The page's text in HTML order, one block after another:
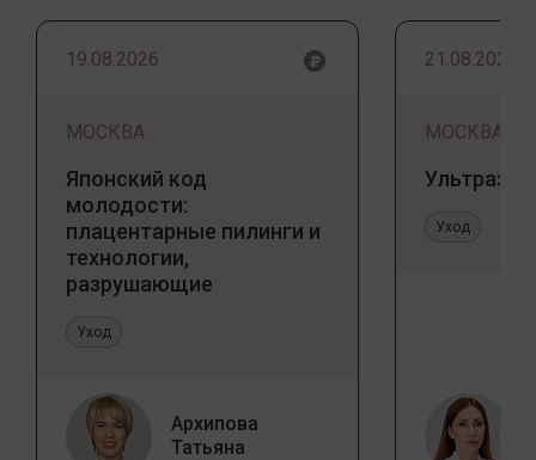
19.08.2026
МОСКВА
Японский код
молодости:
плацентарные пилинги и
технологии,
разрушающие
Уход
Архипова
Татьяна
21.08.2026
МОСКВА
Уход